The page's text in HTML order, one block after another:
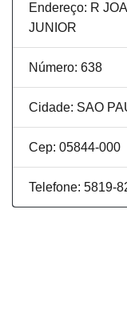
Endereço: R
JUNIOR
Número: 638
Cidade: SAO
Cep: 05844-000
Telefone: 5819-